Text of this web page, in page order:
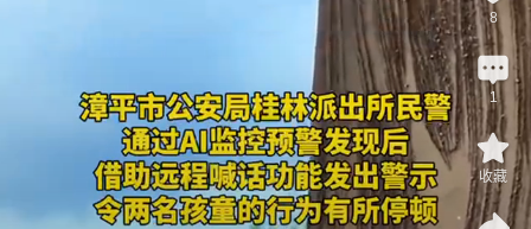
8
1
收藏